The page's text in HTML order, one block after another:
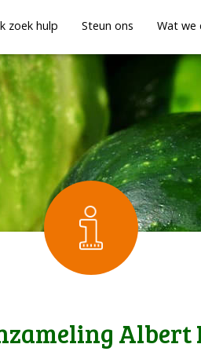
zoek hulp Steun ons Wat we
Albert